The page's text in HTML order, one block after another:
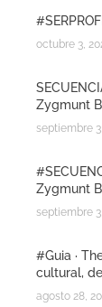
octubre 3,
Zygmunt
septiembre
Zygmunt
septiembre
#Guia ·
cultural,
agosto 28,